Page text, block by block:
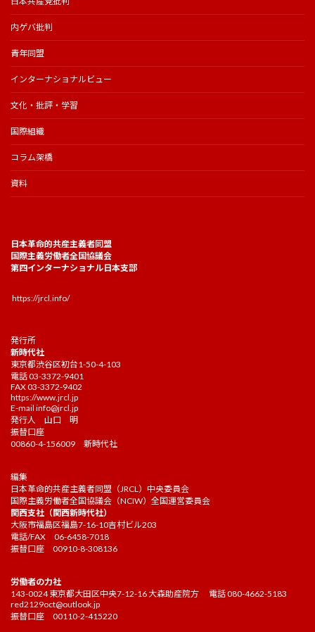
内ゲバ批判
青年同盟
インターナショナルビュー
文化・批評・学習
国際組織
コラム架橋
資料
日本革命的共産主義者同盟
国際主義労働者全国協議会
第四インターナショナル日本支部
https://jrcl.info/
発行所
新時代社
東京都渋谷区初台1-50-4-103
電話 03-3372-9401
FAX 03-3372-9402
https://www.jrcl.jp
E-mail info@jrcl.jp
発行人 山口 明
振替口座
00860-4-156009 新時代社
編集
日本革命的共産主義者同盟（JRCL）中央委員会
国際主義労働者全国協議会（NCIW）全国運営委員会
関西支社（関西新時代社）
大阪市福島区福島7-16-10吉村ビル203
電話/FAX 06-6458-7018
振替口座 00910-8-308136
労働者の力社
143-0024 東京都大田区中央7-12-16 大森助産院方 電話 080-4662-5183
red2129oct@outlook.jp
振替口座 00110-2-415220